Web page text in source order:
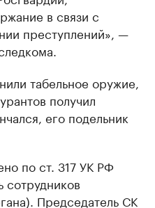
в связи с
преступлений», —
табельное оружие,
получил
его подельник
по ст. 317 УК РФ
сотрудников
Председатель СК